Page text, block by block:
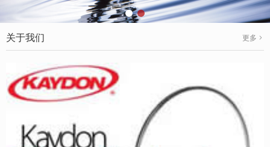
关于我们 更多